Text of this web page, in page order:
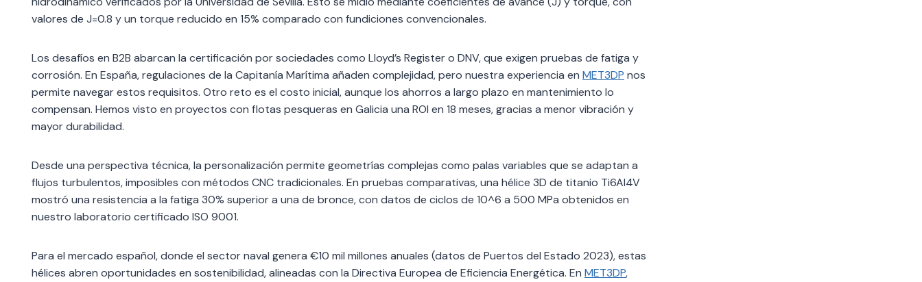
valores de J=0.8 y un torque reducido en 15% comparado con fundiciones convencionales.
Los desafíos en B2B abarcan la certificación por sociedades como Lloyd’s Register o DNV, que exigen pruebas de fatiga y
corrosión. En España, regulaciones de la Capitanía Marítima añaden complejidad, pero nuestra experiencia en MET3DP nos
permite navegar estos requisitos. Otro reto es el costo inicial, aunque los ahorros a largo plazo en mantenimiento lo
compensan. Hemos visto en proyectos con flotas pesqueras en Galicia una ROI en 18 meses, gracias a menor vibración y
mayor durabilidad.
Desde una perspectiva técnica, la personalización permite geometrías complejas como palas variables que se adaptan a
flujos turbulentos, imposibles con métodos CNC tradicionales. En pruebas comparativas, una hélice 3D de titanio Ti6Al4V
mostró una resistencia a la fatiga 30% superior a una de bronce, con datos de ciclos de 10^6 a 500 MPa obtenidos en
nuestro laboratorio certificado ISO 9001.
Para el mercado español, donde el sector naval genera €10 mil millones anuales (datos de Puertos del Estado 2023), estas
hélices abren oportunidades en sostenibilidad, alineadas con la Directiva Europea de Eficiencia Energética. En MET3DP,